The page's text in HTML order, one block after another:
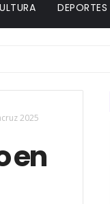
DEPORTES
2025
en